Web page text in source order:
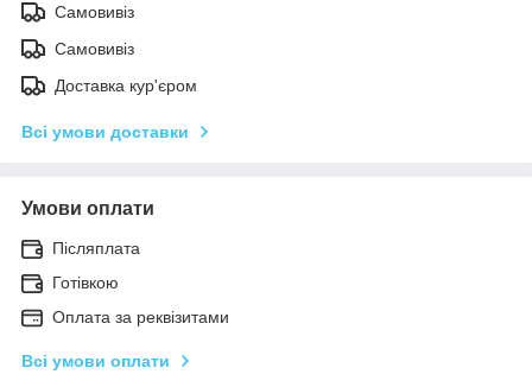
Самовивіз
Самовивіз
Доставка кур'єром
Всі умови доставки
Умови оплати
Післяплата
Готівкою
Оплата за реквізитами
Всі умови оплати